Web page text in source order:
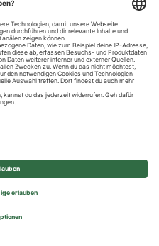
- All rights reserved